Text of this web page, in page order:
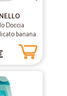
Doccia
banana